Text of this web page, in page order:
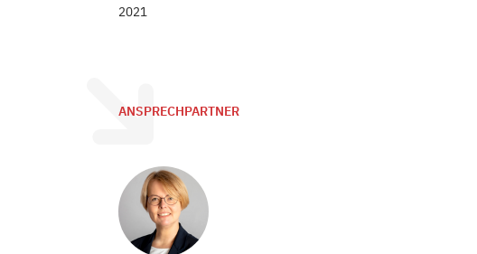
2021
ANSPRECHPARTNER